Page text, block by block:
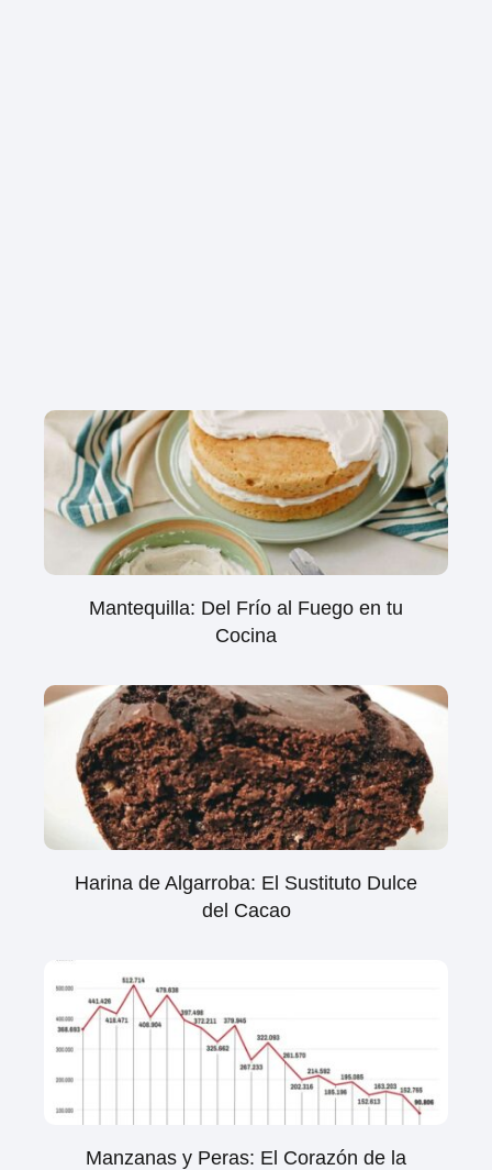
Mantequilla: Del Frío al Fuego en tu
Cocina
Harina de Algarroba: El Sustituto Dulce
del Cacao
Manzanas y Peras: El Corazón de la